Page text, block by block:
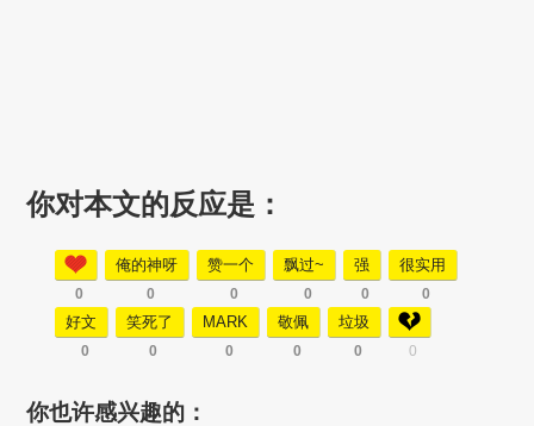
你对本文的反应是：
0
俺的神呀
0
赞一个
0
飘过~
0
强
0
很实用
0
好文
0
笑死了
0
MARK
0
敬佩
0
垃圾
0 0
你也许感兴趣的：